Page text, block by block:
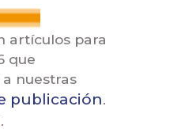
artículos para
que
nuestras
publicación.